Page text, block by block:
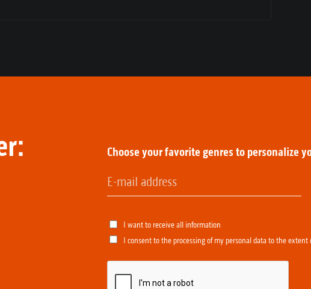
Choose your favorite genres to personalize
I want to receive all information
I consent to the processing of my personal data to the extent